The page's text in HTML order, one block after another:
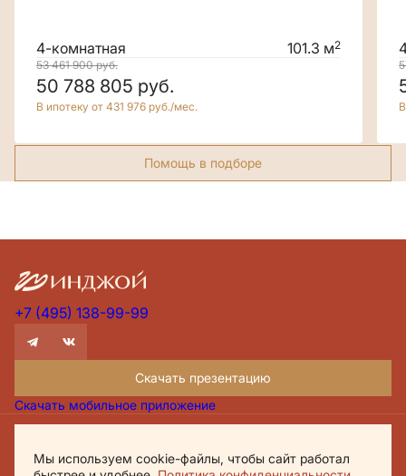
4-комнатная 101.3 м2
53 461 900руб.
50 788 805 руб.
В ипотеку от 431 976 руб./мес.
Помощь в подборе
+7 (495) 138-99-99
Скачать презентацию
Скачать мобильное приложение
Политика обработки персональных данных
Мы используем cookie-файлы, чтобы сайт работал